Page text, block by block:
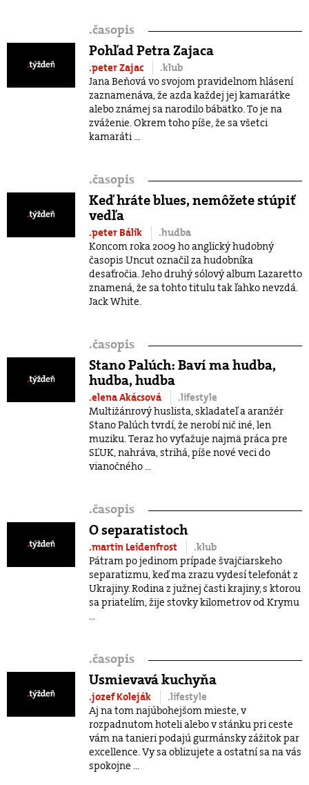
.časopis
Pohľad Petra Zajaca
.peter Zajac
.klub
Jana Beňová vo svojom pravidelnom hlásení
zaznamenáva, že azda každej jej kamarátke
alebo známej sa narodilo bábätko. To je na
zváženie. Okrem toho píše, že sa všetci
kamaráti ...
.časopis
Keď hráte blues, nemôžete stúpiť
vedľa
.peter Bálik
.hudba
Koncom roka 2009 ho anglický hudobný
časopis Uncut označil za hudobníka
desaťročia. Jeho druhý sólový album Lazaretto
znamená, že sa tohto titulu tak ľahko nevzdá.
Jack White.
.časopis
Stano Palúch: Baví ma hudba,
hudba, hudba
.elena Akácsová
.lifestyle
Multižánrový huslista, skladateľ a aranžér
Stano Palúch tvrdí, že nerobí nič iné, len
muziku. Teraz ho vyťažuje najmä práca pre
SĽUK, nahráva, strihá, píše nové veci do
vianočného ...
.časopis
O separatistoch
.martin Leidenfrost
.klub
Pátram po jedinom prípade švajčiarskeho
separatizmu, keď ma zrazu vydesí telefonát z
Ukrajiny. Rodina z južnej časti krajiny, s ktorou
sa priatelím, žije stovky kilometrov od Krymu
...
.časopis
Usmievavá kuchyňa
.jozef Koleják
.lifestyle
Aj na tom najúbohejšom mieste, v
rozpadnutom hoteli alebo v stánku pri ceste
vám na tanieri podajú gurmánsky zážitok par
excellence. Vy sa oblizujete a ostatní sa na vás
spokojne ...